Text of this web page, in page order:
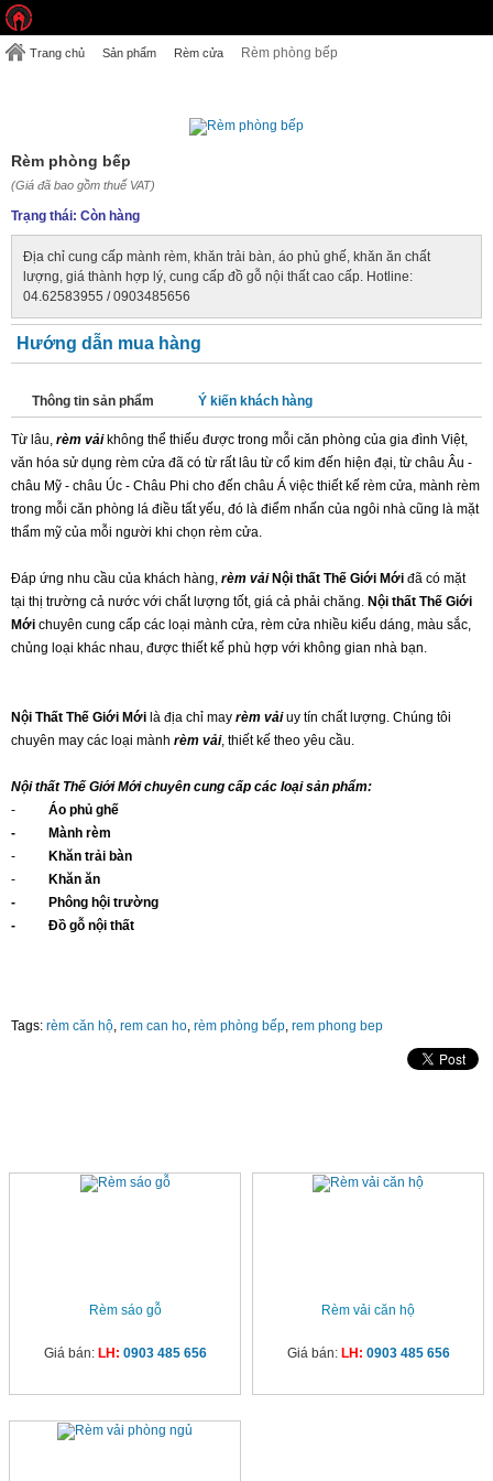
Trang chủ Sản phẩm Rèm cửa Rèm phòng bếp
Rèm phòng bếp
(Giá đã bao gồm thuế VAT)
Trạng thái: Còn hàng
Địa chỉ cung cấp mành rèm, khăn trải bàn, áo phủ ghế, khăn ăn chất
lượng, giá thành hợp lý, cung cấp đồ gỗ nội thất cao cấp. Hotline:
04.62583955 / 0903485656
Hướng dẫn mua hàng
Thông tin sản phẩm Ý kiến khách hàng
Từ lâu, rèm vải không thể thiếu được trong mỗi căn phòng của gia đình Việt,
văn hóa sử dụng rèm cửa đã có từ rất lâu từ cổ kim đến hiện đại, từ châu Âu -
châu Mỹ - châu Úc - Châu Phi cho đến châu Á việc thiết kế rèm cửa, mành rèm
trong mỗi căn phòng lá điều tất yếu, đó là điểm nhấn của ngôi nhà cũng là mặt
thẩm mỹ của mỗi người khi chọn rèm cửa.
Đáp ứng nhu cầu của khách hàng, rèm vải Nội thất Thế Giới Mới đã có mặt
tại thị trường cả nước với chất lượng tốt, giá cả phải chăng. Nội thất Thế Giới
Mới chuyên cung cấp các loại mành cửa, rèm cửa nhiều kiểu dáng, màu sắc,
chủng loại khác nhau, được thiết kế phù hợp với không gian nhà bạn.
Nội Thất Thế Giới Mới là địa chỉ may rèm vảiuy tín chất lượng. Chúng tôi
chuyên may các loại mành rèm vải, thiết kế theo yêu cầu.
Nội thất Thế Giới Mới chuyên cung cấp các loại sản phẩm:
- Áo phủ ghế
-
Mành rèm
-
Khăn trải bàn
-
Khăn ăn
- Phông hội trường
- Đồ gỗ nội thất
Tags: rèm căn hộ, rem can ho, rèm phòng bếp, rem phong bep
Rèm sáo gỗ
Giá bán: LH: 0903 485 656
Rèm vải căn hộ
Giá bán: LH: 0903 485 656